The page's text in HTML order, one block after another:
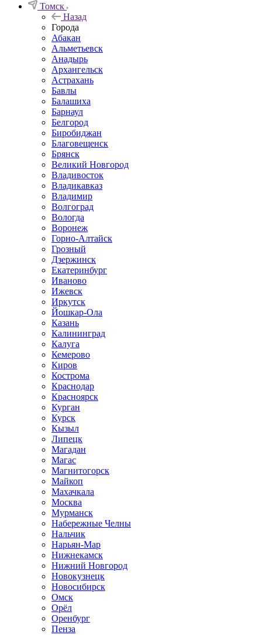
Томск
Назад
Города
Абакан
Альметьевск
Анадырь
Архангельск
Астрахань
Бавлы
Балашиха
Барнаул
Белгород
Биробиджан
Благовещенск
Брянск
Великий Новгород
Владивосток
Владикавказ
Владимир
Волгоград
Вологда
Воронеж
Горно-Алтайск
Грозный
Дзержинск
Екатеринбург
Иваново
Ижевск
Иркутск
Йошкар-Ола
Казань
Калининград
Калуга
Кемерово
Киров
Кострома
Краснодар
Красноярск
Курган
Курск
Кызыл
Липецк
Магадан
Магас
Магнитогорск
Майкоп
Махачкала
Москва
Мурманск
Набережные Челны
Нальчик
Нарьян-Мар
Нижнекамск
Нижний Новгород
Новокузнецк
Новосибирск
Омск
Орёл
Оренбург
Пенза